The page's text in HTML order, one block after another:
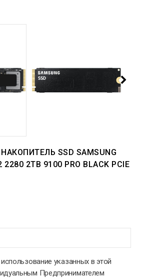
SSD SAMSUNG
2280 2TB 9100 PRO BLACK PCIE
указанных в этой
Предпринимателем